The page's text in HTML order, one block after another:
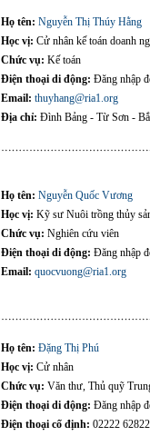
Họ tên: Nguyễn Thị Thúy Hằng
Học vị: Cử nhân kế toán doanh
Chức vụ: Kế toán
Điện thoại di động: Đăng nhập
Email: thuyhang@ria1.org
Địa chỉ: Đình Bảng - Từ Sơn -
Họ tên: Nguyễn Quốc Vương
Học vị: Kỹ sư Nuôi trồng thủy
Chức vụ: Nghiên cứu viên
Điện thoại di động: Đăng nhập
Email: quocvuong@ria1.org
Họ tên: Đặng Thị Phú
Học vị: Cử nhân
Chức vụ: Văn thư, Thủ quỹ
Điện thoại di động: Đăng nhập
Điện thoại cố định: 02222